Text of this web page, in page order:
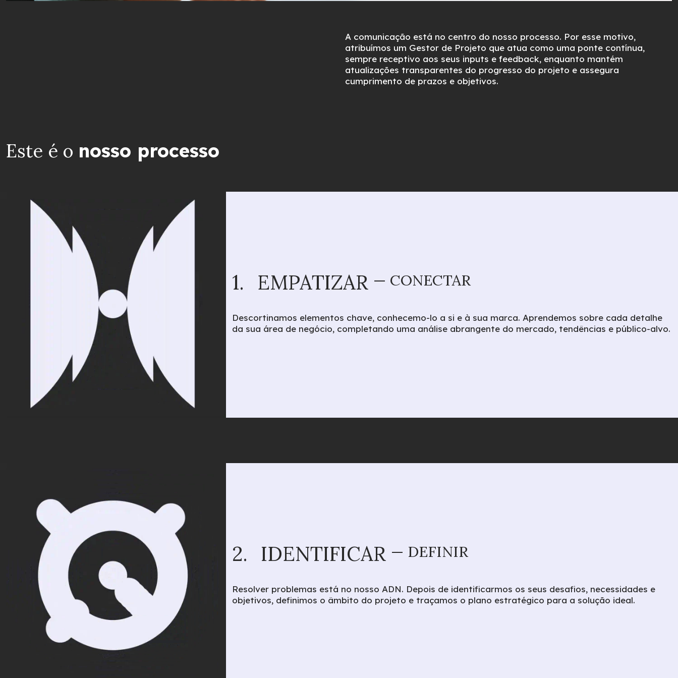
A comunicação está no centro do nosso processo. Por esse motivo,
atribuímos um Gestor de Projeto que atua como uma ponte contínua,
sempre receptivo aos seus inputs e feedback, enquanto mantém
atualizações transparentes do progresso do projeto e assegura
cumprimento de prazos e objetivos.
Este é o nosso processo
1. EMPATIZAR — CONECTAR
Descortinamos elementos chave, conhecemo-lo a si e à sua marca. Aprendemos sobre cada detalhe
da sua área de negócio, completando uma análise abrangente do mercado, tendências e público-alvo.
2. IDENTIFICAR — DEFINIR
Resolver problemas está no nosso ADN. Depois de identificarmos os seus desafios, necessidades e
objetivos, definimos o âmbito do projeto e traçamos o plano estratégico para a solução ideal.